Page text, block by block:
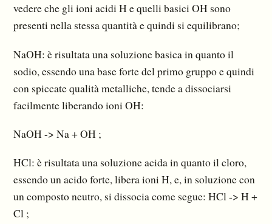
vedere che gli ioni acidi H e quelli basici OH sono
presenti nella stessa quantità e quindi si equilibrano;
NaOH: è risultata una soluzione basica in quanto il
sodio, essendo una base forte del primo gruppo e quindi
con spiccate qualità metalliche, tende a dissociarsi
facilmente liberando ioni OH:
NaOH -> Na + OH ;
HCl: è risultata una soluzione acida in quanto il cloro,
essendo un acido forte, libera ioni H, e, in soluzione con
un composto neutro, si dissocia come segue: HCl -> H +
Cl ;